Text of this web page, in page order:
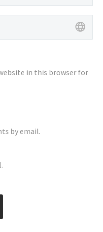
penjualan,
in this browser for
by email.